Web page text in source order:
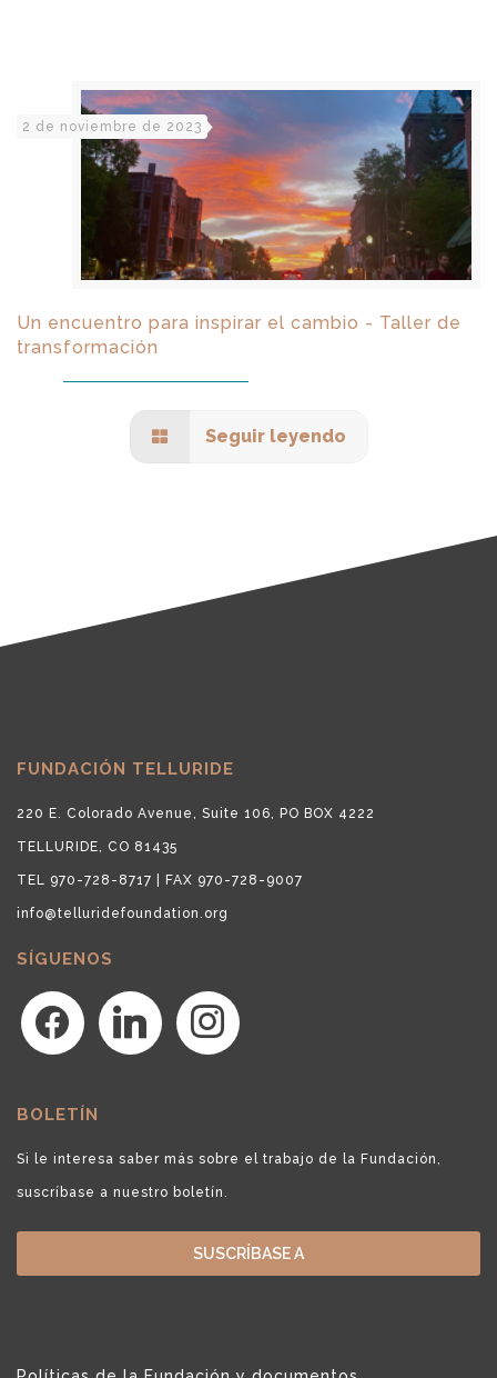
2 de noviembre de 2023
Un encuentro para inspirar el cambio - Taller de
transformación
Seguir leyendo
FUNDACIÓN TELLURIDE
220 E. Colorado Avenue, Suite 106, PO BOX 4222
TELLURIDE, CO 81435
TEL 970-728-8717 | FAX 970-728-9007
info@telluridefoundation.org
SÍGUENOS
facebook linkedin instagram
BOLETÍN
Si le interesa saber más sobre el trabajo de la Fundación,
suscríbase a nuestro boletín.
SUSCRÍBASE A